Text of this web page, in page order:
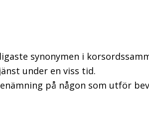
synonymen i
under en viss tid.
på någon som utför